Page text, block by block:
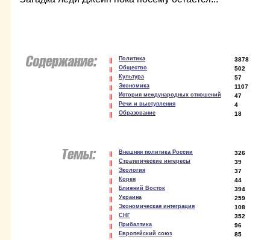
Политика 3878
Общество 502
Культура 57
Экономика 1107
История международных отношений 47
Речи и выступления 4
Образование 18
Внешняя политика России 326
Стратегические интересы 39
Экология 37
Корея 44
Ближний Восток 394
Украина 259
Экономическая интеграция 108
СНГ 352
Прибалтика 96
Европейский союз 85